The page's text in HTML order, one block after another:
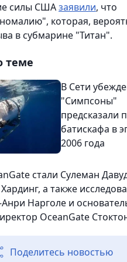
силы СШАзаявили, что
которая,
в субмарине "Титан".
теме
В Сети
"Симпсоны"
предсказали
батискафа в
2006 года
стали Сулеман
а также
Нарголе и
OceanGate
Поделитесь новостью